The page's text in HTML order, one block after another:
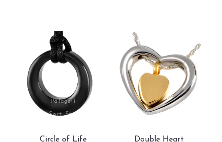
På lager i
Sort, Stål
Circle of Life
På lager
Double Heart